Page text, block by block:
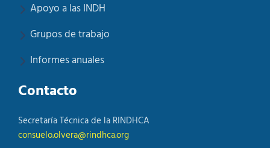
Apoyo a las INDH
Grupos de trabajo
Informes anuales
Contacto
Secretaría Técnica de la RINDHCA
consuelo.olvera@rindhca.org